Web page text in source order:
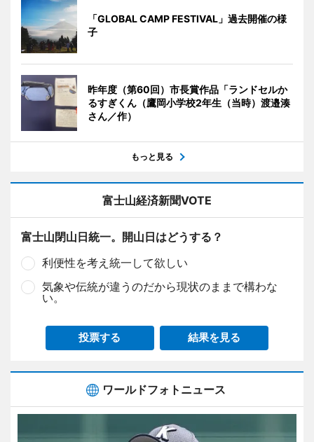
「GLOBAL CAMP FESTIVAL」過去開催の様
子
昨年度（第60回）市長賞作品「ランドセルか
るすぎくん（鷹岡小学校2年生（当時）渡邉湊
さん／作）
もっと見る
富士山経済新聞VOTE
富士山閉山日統一。開山日はどうする？
利便性を考え統一して欲しい
気象や伝統が違うのだから現状のままで構わな
い。
投票する 結果を見る
ワールドフォトニュース